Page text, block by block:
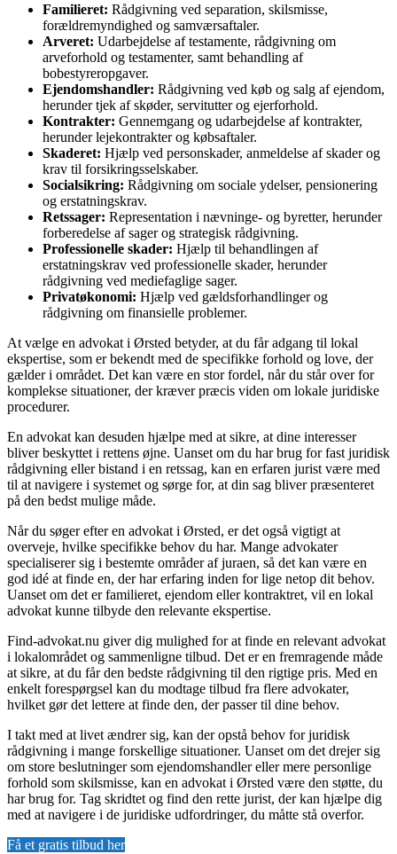
Familieret: Rådgivning ved separation, skilsmisse,
forældremyndighed og samværsaftaler.
Arveret: Udarbejdelse af testamente, rådgivning om
arveforhold og testamenter, samt behandling af
bobestyreropgaver.
Ejendomshandler: Rådgivning ved køb og salg af ejendom,
herunder tjek af skøder, servitutter og ejerforhold.
Kontrakter: Gennemgang og udarbejdelse af kontrakter,
herunder lejekontrakter og købsaftaler.
Skaderet: Hjælp ved personskader, anmeldelse af skader og
krav til forsikringsselskaber.
Socialsikring: Rådgivning om sociale ydelser, pensionering
og erstatningskrav.
Retssager: Representation i nævninge- og byretter, herunder
forberedelse af sager og strategisk rådgivning.
Professionelle skader: Hjælp til behandlingen af
erstatningskrav ved professionelle skader, herunder
rådgivning ved mediefaglige sager.
Privatøkonomi: Hjælp ved gældsforhandlinger og
rådgivning om finansielle problemer.
At vælge en advokat i Ørsted betyder, at du får adgang til lokal
ekspertise, som er bekendt med de specifikke forhold og love, der
gælder i området. Det kan være en stor fordel, når du står over for
komplekse situationer, der kræver præcis viden om lokale juridiske
procedurer.
En advokat kan desuden hjælpe med at sikre, at dine interesser
bliver beskyttet i rettens øjne. Uanset om du har brug for fast juridisk
rådgivning eller bistand i en retssag, kan en erfaren jurist være med
til at navigere i systemet og sørge for, at din sag bliver præsenteret
på den bedst mulige måde.
Når du søger efter en advokat i Ørsted, er det også vigtigt at
overveje, hvilke specifikke behov du har. Mange advokater
specialiserer sig i bestemte områder af juraen, så det kan være en
god idé at finde en, der har erfaring inden for lige netop dit behov.
Uanset om det er familieret, ejendom eller kontraktret, vil en lokal
advokat kunne tilbyde den relevante ekspertise.
Find-advokat.nu giver dig mulighed for at finde en relevant advokat
i lokalområdet og sammenligne tilbud. Det er en fremragende måde
at sikre, at du får den bedste rådgivning til den rigtige pris. Med en
enkelt forespørgsel kan du modtage tilbud fra flere advokater,
hvilket gør det lettere at finde den, der passer til dine behov.
I takt med at livet ændrer sig, kan der opstå behov for juridisk
rådgivning i mange forskellige situationer. Uanset om det drejer sig
om store beslutninger som ejendomshandler eller mere personlige
forhold som skilsmisse, kan en advokat i Ørsted være den støtte, du
har brug for. Tag skridtet og find den rette jurist, der kan hjælpe dig
med at navigere i de juridiske udfordringer, du måtte stå overfor.
Få et gratis tilbud her